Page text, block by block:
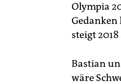
Olympia
Gedanken
steigt
Bastian
wäre